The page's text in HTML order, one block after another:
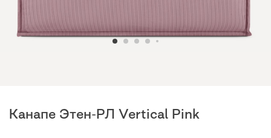
Канапе Этен-РЛ Vertical Pink